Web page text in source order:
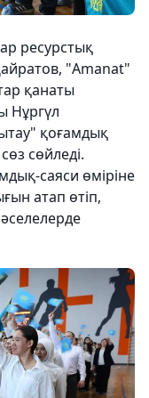
ресурстық
"Amanat"
қанаты
Нұргүл
қоғамдық
сөйледі.
саяси өміріне
атап өтіп,